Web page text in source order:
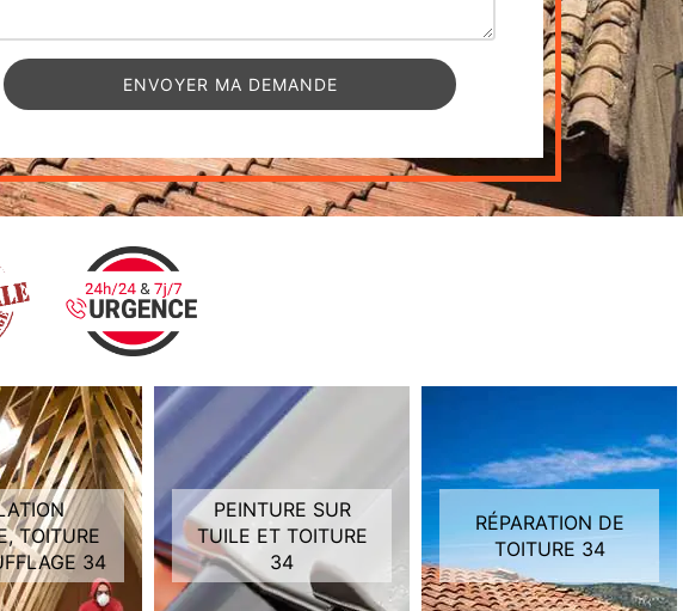
TOITURE
34
PEINTURE SUR
TUILE ET TOITURE
34
RÉPARATION DE
TOITURE 34